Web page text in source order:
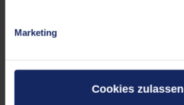
Marketing
Cookies zulassen